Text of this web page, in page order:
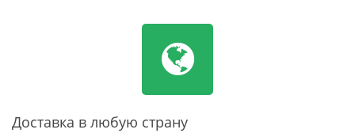
Доставка в любую страну